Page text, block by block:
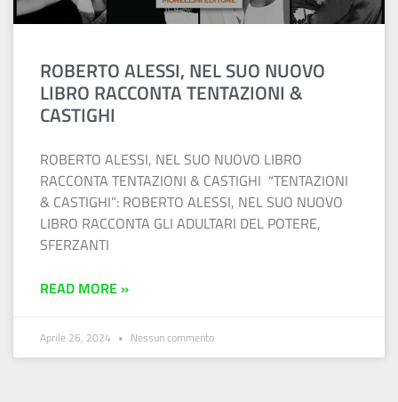
ROBERTO ALESSI, NEL SUO NUOVO
LIBRO RACCONTA TENTAZIONI &
CASTIGHI
ROBERTO ALESSI, NEL SUO NUOVO LIBRO
RACCONTA TENTAZIONI & CASTIGHI “TENTAZIONI
& CASTIGHI”: ROBERTO ALESSI, NEL SUO NUOVO
LIBRO RACCONTA GLI ADULTARI DEL POTERE,
SFERZANTI
READ MORE »
Aprile 26, 2024 Nessun commento